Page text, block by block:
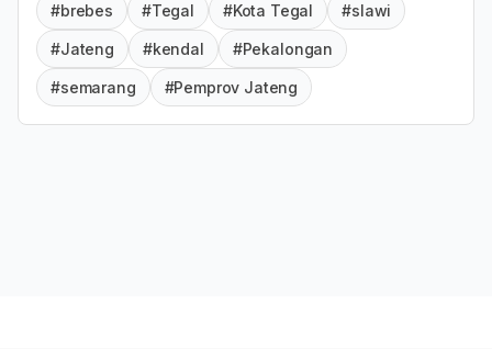
#brebes #Tegal #Kota Tegal #slawi
#Jateng #kendal #Pekalongan
#semarang #Pemprov Jateng